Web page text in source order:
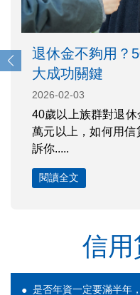
退休金不夠用？
大成功關鍵
2026-02-03
40歲以上族群對退
萬元以上，如何用
訴你.....
閱讀全文
信用
是否年資一定要滿半年